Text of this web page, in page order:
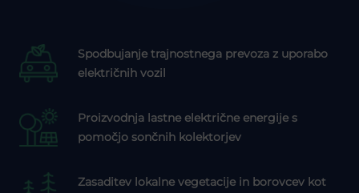
Spodbujanje trajnostnega prevoza z uporabo
električnih vozil
Proizvodnja lastne električne energije s
pomočjo sončnih kolektorjev
Zasaditev lokalne vegetacije in borovcev kot